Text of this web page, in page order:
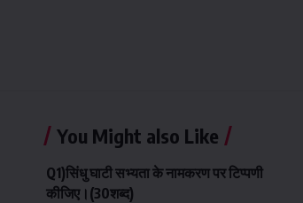
You Might also Like
Q1)सिंधु घाटी सभ्यता के नामकरण पर टिप्पणी
कीजिए।(30शब्द)